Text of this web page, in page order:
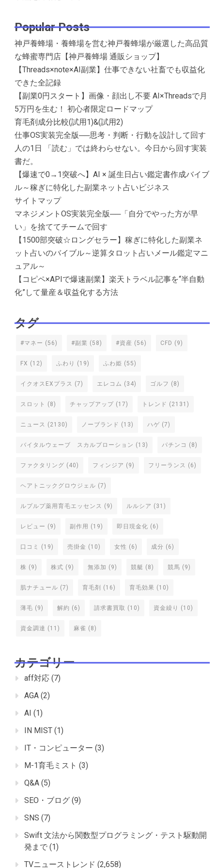
Popular Posts
神戸養蜂場・養蜂場を営む神戸養蜂場が厳選した高品質
な蜂蜜専門店【神戸養蜂場 通販ショップ】
【Threads×note×AI副業】仕事できない社畜でも収益化
できた全記録
【副業0円スタート】画像・顔出し不要 AI×Threadsで月
5万円を生む！ 初心者限定ロードマップ
育毛剤成分比較(試用1)&(試用2)
仕事OS実装完全版──思考・判断・行動を設計して回す
人の1日 「読む」では終わらせない。今日から回す実装
書だ。
【爆速で0→1突破へ】AI × 誕生日占い鑑定書作成バイブ
ル～稼ぎに特化した副業ネット占いビジネス
サイトマップ
マネジメントOS実装完全版──「自分でやった方が早
い」を捨ててチームで回す
【1500部突破☆ロングセラー】稼ぎに特化した副業ネ
ット占いのバイブル～逆算タロット占いメール鑑定マニ
ュアル～
【コピペ×APIで爆速副業】楽天トラベル記事を“半自動
化”して量産＆収益化する方法
タグ
#マネー (56) #副業 (58) #資産 (56) CFD (9)
FX (12) ふわり (19) ふわ姫 (55)
イクオスEXプラス (7) エレコム (34) ゴルフ (8)
スロット (8) チャップアップ (17) トレンド (2131)
ニュース (2130) ノーブランド (13) ハゲ (7)
バイタルウェーブ スカルプローション (13) パチンコ (8)
ファクタリング (40) フィンジア (9) フリーランス (6)
ヘアトニックグロウジェル (7)
ルプルプ薬用育毛エッセンス (9) ルルシア (31)
レビュー (9) 副作用 (19) 即日現金化 (6)
口コミ (19) 売掛金 (10) 女性 (6) 成分 (6)
株 (9) 株式 (9) 無添加 (9) 競艇 (8) 競馬 (9)
肌ナチュール (7) 育毛剤 (16) 育毛効果 (10)
薄毛 (9) 解約 (6) 請求書買取 (10) 資金繰り (10)
資金調達 (11) 麻雀 (8)
カテゴリー
aff対応 (7)
AGA (2)
AI (1)
IN MIST (1)
IT・コンピューター (3)
M-1育毛ミスト (3)
Q&A (5)
SEO・ブログ (9)
SNS (7)
Swift 文法から関数型プログラミング・テスト駆動開
発まで (1)
TVニューストレンド (2,658)